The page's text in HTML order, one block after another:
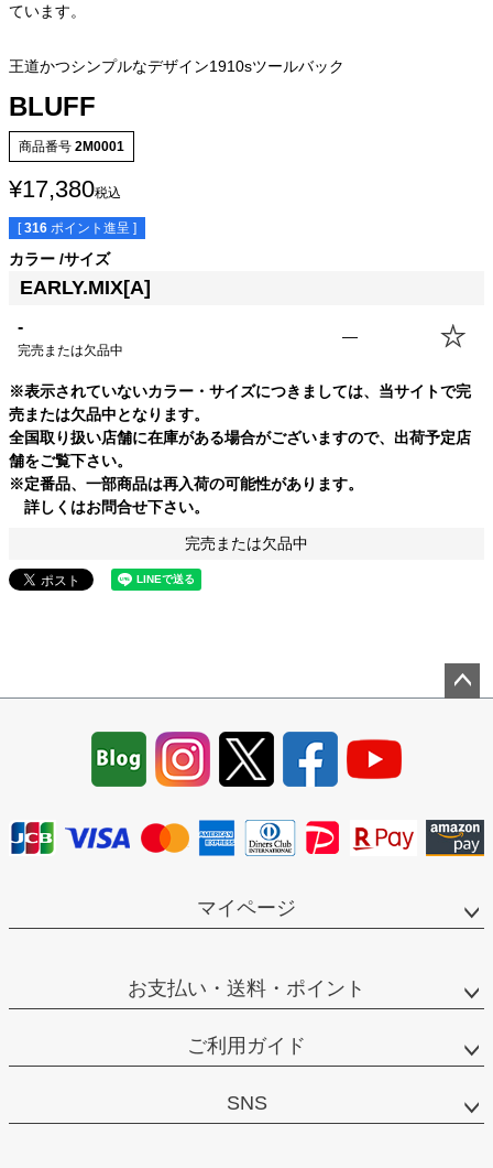
ています。
王道かつシンプルなデザイン1910sツールバック
BLUFF
商品番号 2M0001
¥17,380税込
[ 316 ポイント進呈 ]
カラー サイズ
EARLY.MIX[A]
-
完売または欠品中
—
※表示されていないカラー・サイズにつきましては、当サイトで完
売または欠品中となります。
全国取り扱い店舗に在庫がある場合がございますので、出荷予定店
舗をご覧下さい。
※定番品、一部商品は再入荷の可能性があります。
詳しくはお問合せ下さい。
完売または欠品中
マイページ
お支払い・送料・ポイント
ご利用ガイド
SNS